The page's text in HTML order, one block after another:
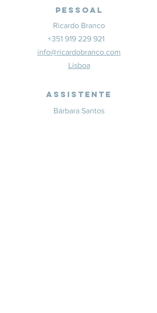
Pessoal
Ricardo Branco
+351 919 229 921
info@ricardobranco.com
Lisboa
Assistente
Bárbara Santos